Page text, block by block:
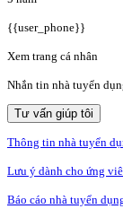
{{user_phone}}
Xem trang cá nhân
Nhắn tin nhà tuyển
Tư vấn giúp tôi
Thông tin nhà tuyển
Lưu ý dành cho ứng
Báo cáo nhà tuyển